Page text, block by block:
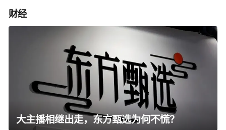
财经
大主播相继出走，东方甄选为何不慌？